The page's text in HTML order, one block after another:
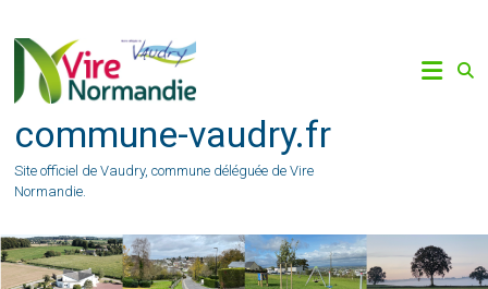
content
commune-vaudry.fr
Site officiel de Vaudry, commune déléguée de Vire
Normandie.